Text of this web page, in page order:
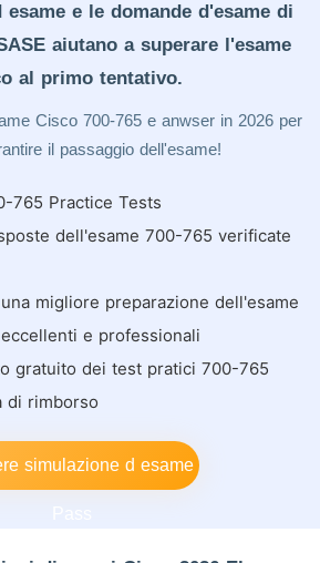
e le domande d'esame di
aiutano a superare l'esame
al primo tentativo.
Cisco 700-765 e anwser in 2026 per
il passaggio dell'esame!
765 Practice Tests
dell'esame 700-765 verificate
migliore preparazione dell'esame
e professionali
gratuito dei test pratici 700-765
di rimborso
simulazione d esame